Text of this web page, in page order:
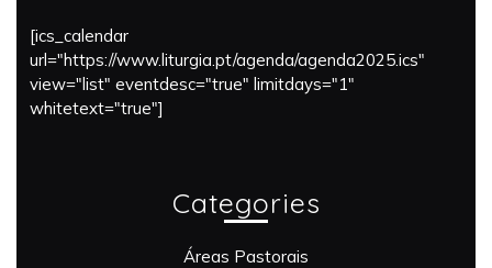
[ics_calendar
url="https://www.liturgia.pt/agenda/agenda2025.ics"
view="list" eventdesc="true" limitdays="1"
whitetext="true"]
Categories
Áreas Pastorais